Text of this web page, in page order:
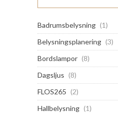
Badrumsbelysning (1)
Belysningsplanering (3)
Bordslampor (8)
Dagsljus (8)
FLOS265 (2)
Hallbelysning (1)